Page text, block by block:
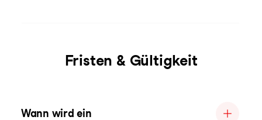
Fristen & Gültigkeit
Wann wird ein